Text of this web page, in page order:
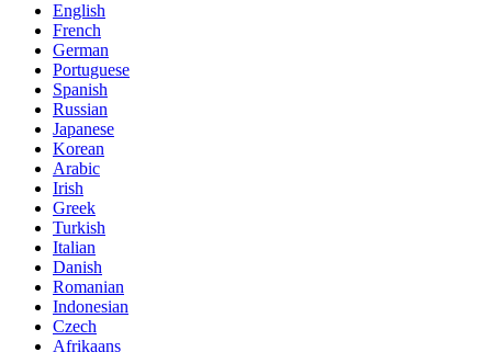
English
French
German
Portuguese
Spanish
Russian
Japanese
Korean
Arabic
Irish
Greek
Turkish
Italian
Danish
Romanian
Indonesian
Czech
Afrikaans